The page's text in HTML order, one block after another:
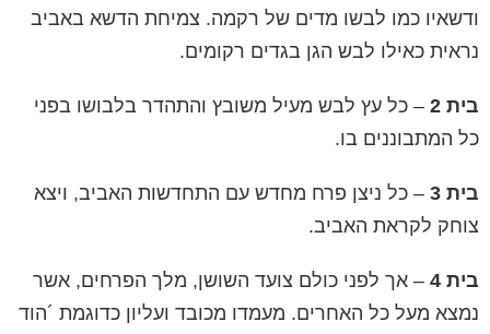
ודשאיו כמו לבשו מדים של רקמה. צמיחת הדשא באביב
נראית כאילו לבש הגן בגדים רקומים.
בית 2
– כל עץ לבש מעיל משובץ והתהדר בלבושו בפני
כל המתבוננים בו.
בית 3
– כל ניצן פרח מחדש עם התחדשות האביב, ויצא
צוחק לקראת האביב.
בית 4
– אך לפני כולם צועד השושן, מלך הפרחים, אשר
נמצא מעל כל האחרים. מעמדו מכובד ועליון כדוגמת ´הוד